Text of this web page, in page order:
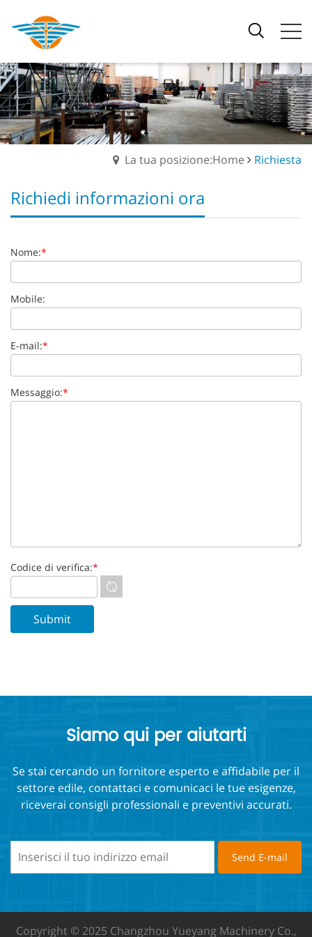
La tua posizione:Home Richiesta
Richiedi informazioni ora
Nome:*
Mobile:
E-mail:*
Messaggio:*
Codice di verifica:*
Siamo qui per aiutarti
Se stai cercando un fornitore esperto e affidabile per il
settore edile, contattaci e comunicaci le tue esigenze,
riceverai consigli professionali e preventivi accurati.
Copyright © 2025 Changzhou Yueyang Machinery Co.,